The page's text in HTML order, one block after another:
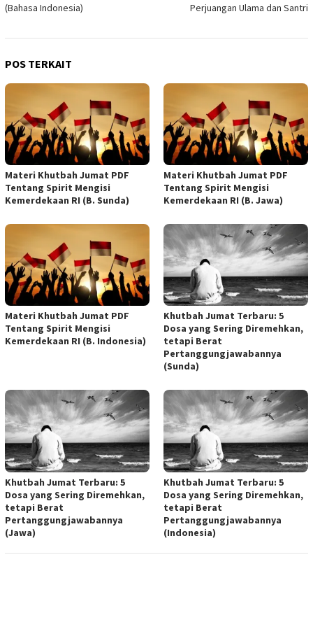
(Bahasa Indonesia)
Perjuangan Ulama dan Santri
POS TERKAIT
Materi Khutbah Jumat PDF
Tentang Spirit Mengisi
Kemerdekaan RI (B. Sunda)
Materi Khutbah Jumat PDF
Tentang Spirit Mengisi
Kemerdekaan RI (B. Jawa)
Materi Khutbah Jumat PDF
Tentang Spirit Mengisi
Kemerdekaan RI (B. Indonesia)
Khutbah Jumat Terbaru: 5
Dosa yang Sering Diremehkan,
tetapi Berat
Pertanggungjawabannya
(Sunda)
Khutbah Jumat Terbaru: 5
Dosa yang Sering Diremehkan,
tetapi Berat
Pertanggungjawabannya
(Jawa)
Khutbah Jumat Terbaru: 5
Dosa yang Sering Diremehkan,
tetapi Berat
Pertanggungjawabannya
(Indonesia)